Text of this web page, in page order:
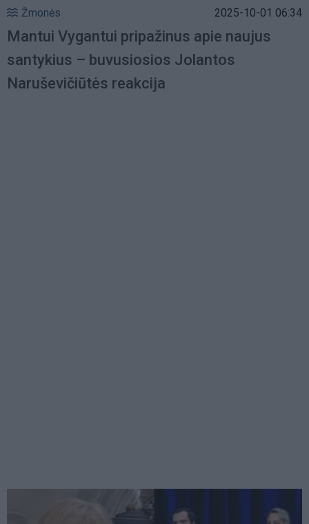
Žmonės 2025-10-01 06:34
Mantui Vygantui pripažinus apie naujus
santykius – buvusiosios Jolantos
Naruševičiūtės reakcija